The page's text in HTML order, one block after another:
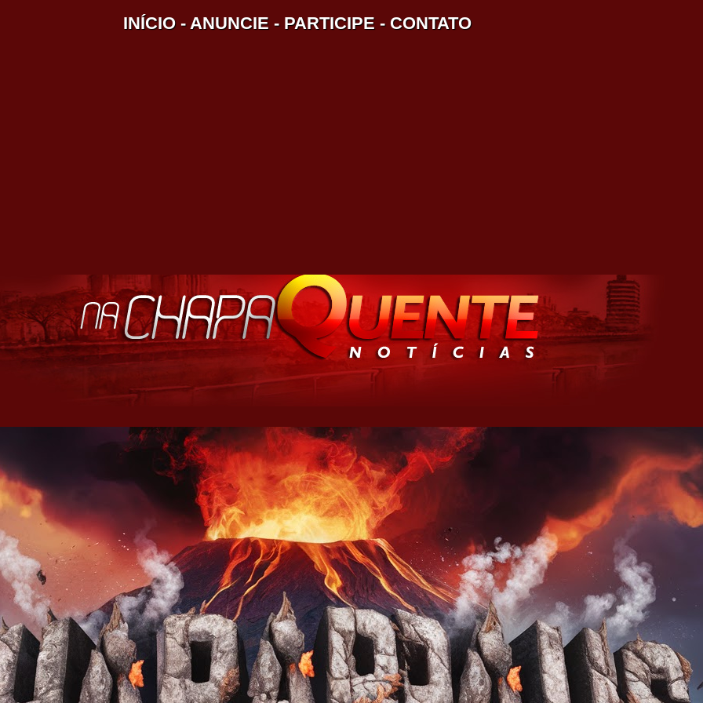
INÍCIO -ANUNCIE - PARTICIPE - CONTATO